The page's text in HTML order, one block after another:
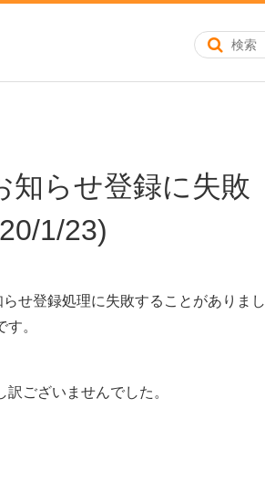
知らせ登録に失敗
1/23)
せ登録処理に失敗することがありまし
。
ございませんでした。